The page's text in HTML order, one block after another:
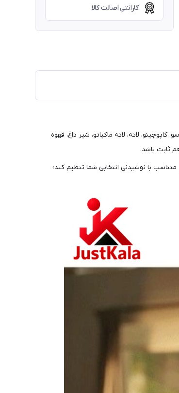
گارانتی اصالت کالا
لاته، لاته ماکیاتو، شیر داغ، قهوه
ثابت باشد.
متناسب با نوشیدنی انتخابی شما تنظیم کند؛